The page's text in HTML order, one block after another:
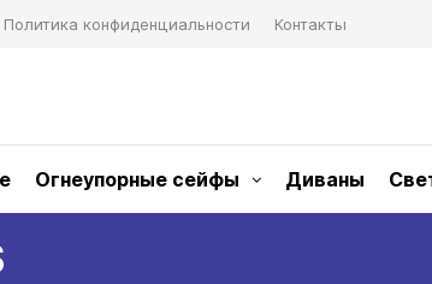
Политика конфиденциальности Контакты
Огнеупорные сейфы Диваны